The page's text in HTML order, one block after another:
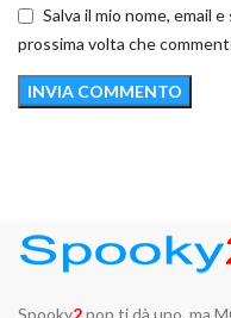
Salva il mio nome, email
prossima volta che
Spooky2non ti dà uno, ma